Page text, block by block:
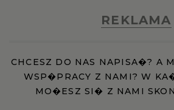
REKLAMA
CHCESZ DO NAS NAPISA�? A
WSP�PRACY Z NAMI? W
MO�ESZ SI� Z NAMI